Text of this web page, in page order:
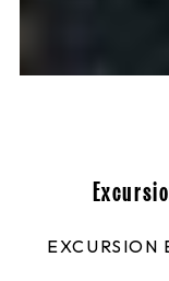
EXCURSION